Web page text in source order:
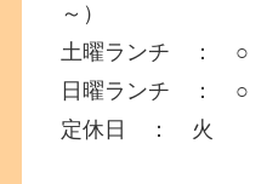
～）
土曜ランチ ： ○
日曜ランチ ： ○
定休日 ： 火